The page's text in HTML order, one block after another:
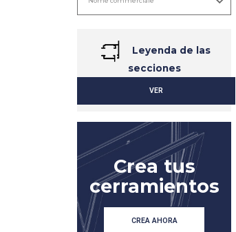
Leyenda de las
secciones
VER
Crea tus
cerramientos
CREA AHORA
DETALLES